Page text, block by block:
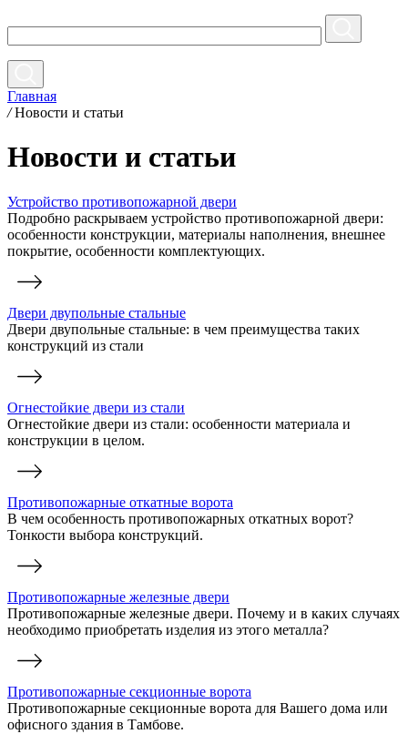
Главная
/ Новости и статьи
Новости и статьи
Устройство противопожарной двери
Подробно раскрываем устройство противопожарной двери:
особенности конструкции, материалы наполнения, внешнее
покрытие, особенности комплектующих.
Двери двупольные стальные
Двери двупольные стальные: в чем преимущества таких
конструкций из стали
Огнестойкие двери из стали
Огнестойкие двери из стали: особенности материала и
конструкции в целом.
Противопожарные откатные ворота
В чем особенность противопожарных откатных ворот?
Тонкости выбора конструкций.
Противопожарные железные двери
Противопожарные железные двери. Почему и в каких случаях
необходимо приобретать изделия из этого металла?
Противопожарные секционные ворота
Противопожарные секционные ворота для Вашего дома или
офисного здания в Тамбове.